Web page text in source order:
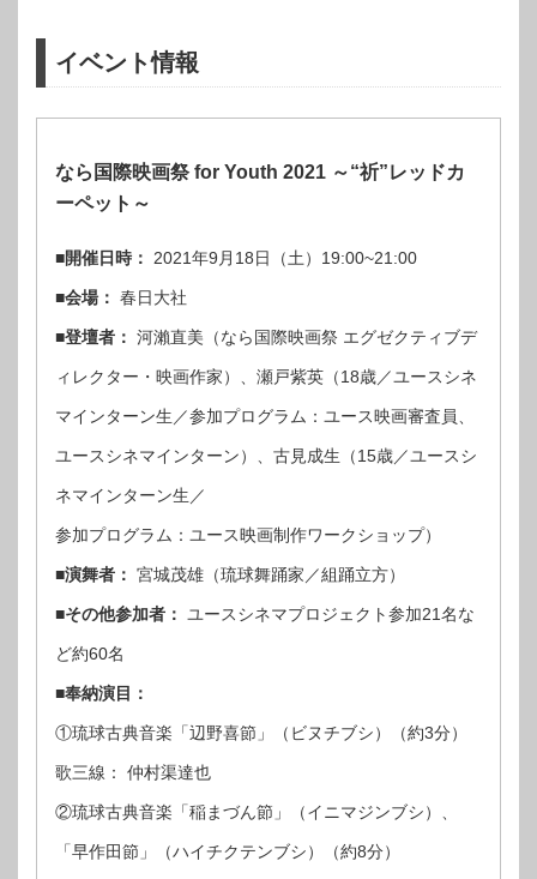
イベント情報
なら国際映画祭 for Youth 2021 ～“祈”レッドカ
ーペット～
■開催日時： 2021年9月18日（土）19:00~21:00
■会場： 春日大社
■登壇者： 河瀨直美（なら国際映画祭 エグゼクティブデ
ィレクター・映画作家）、瀬戸紫英（18歳／ユースシネ
マインターン生／参加プログラム：ユース映画審査員、
ユースシネマインターン）、古見成生（15歳／ユースシ
ネマインターン生／
参加プログラム：ユース映画制作ワークショップ）
■演舞者： 宮城茂雄（琉球舞踊家／組踊立方）
■その他参加者： ユースシネマプロジェクト参加21名な
ど約60名
■奉納演目：
①琉球古典音楽「辺野喜節」（ビヌチブシ）（約3分）
歌三線： 仲村渠達也
②琉球古典音楽「稲まづん節」（イニマジンブシ）、
「早作田節」（ハイチクテンブシ）（約8分）